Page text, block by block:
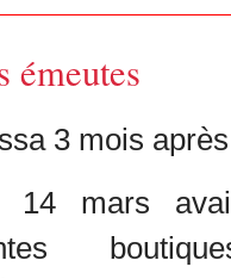
émeutes
14 mars